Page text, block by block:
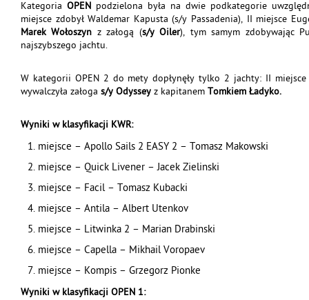
Kategoria OPEN podzielona była na dwie podkategorie
miejsce zdobył Waldemar Kapusta (s/y Passadenia), II miejsce
Marek Wołoszyn z załogą (s/y Oiler), tym samym zdobywając
najszybszego jachtu.
W kategorii OPEN 2 do mety dopłynęły tylko 2 jachty: II miejsce
wywalczyła załoga s/y Odyssey z kapitanem Tomkiem Ładyko.
Wyniki w klasyfikacji KWR:
miejsce – Apollo Sails 2 EASY 2 – Tomasz Makowski
miejsce – Quick Livener – Jacek Zielinski
miejsce – Facil – Tomasz Kubacki
miejsce – Antila – Albert Utenkov
miejsce – Litwinka 2 – Marian Drabinski
miejsce – Capella – Mikhail Voropaev
miejsce – Kompis – Grzegorz Pionke
Wyniki w klasyfikacji OPEN 1: